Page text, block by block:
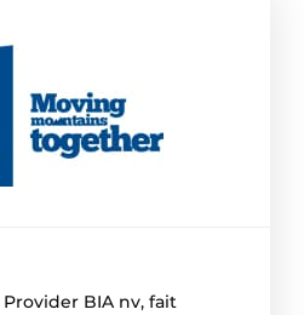
BIA nv, fait